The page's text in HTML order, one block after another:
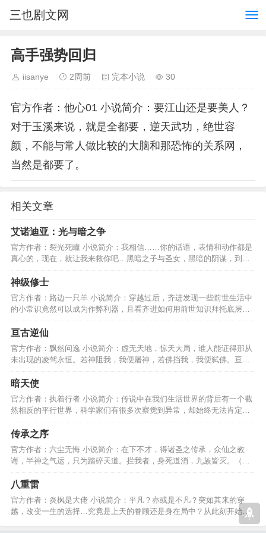
三也剧文网
高手强势回归
iisanye 2周前 完本小说 30
官方作者：他心01 小说简介：要江山还是要美人？
对于玉溪来说，就是全都要，逆天武功，绝世容
颜，不能与常人做比较的大脑和那恐怖的关系网，
当然是都要了。
相关文章
艾诺迪亚：光与暗之争
官方作者：裂光死瞳 小说简介：我相信……你的话语，表情和动作都是
真心的，现在，就让我来救你吧…黑暗之子与圣女，黑暗的阴谋，到底
最终的真相，是什么！…
神级修士
官方作者：路边一只羊 小说简介：穿越过后，齐进发现一些前世生活中
的小常识竟然可以成为作弊利器，且看齐进如何用前世知识拜托底层的
命运，最终傲笑九天。…
亘古逆仙
官方作者：飘然问逸 小说简介：虚无天地，惊天大局，谁人能证得那从
未出现的凌驾永恒。若神阻我，我便屠神，若佛挡我，我便弑佛。亘古
逆仙，我命由我不由天。…
暗天使
官方作者：执着行者 小说简介：传说中在我们生活世界的背后有一个截
然相反的平行世界，科学家们有很多次察觉到异常，却始终无法肯定。
于是就将它称为镜世界。…
传承之序
官方作者：六尘无悔 小说简介：在下不才，得诸圣之传承，众仙之教
诲，半神之气运，只为踏碎天道。拦我者，身死道消，九族皆灭。（顺
便感谢扇子同学做的封面）…
八重雷
官方作者：炎枫是大佬 小说简介：平凡？亦或是不凡？突如其来的穿
越，改变一生的选择…究竟是上天的眷顾还是身在局中？从此刻开始谱